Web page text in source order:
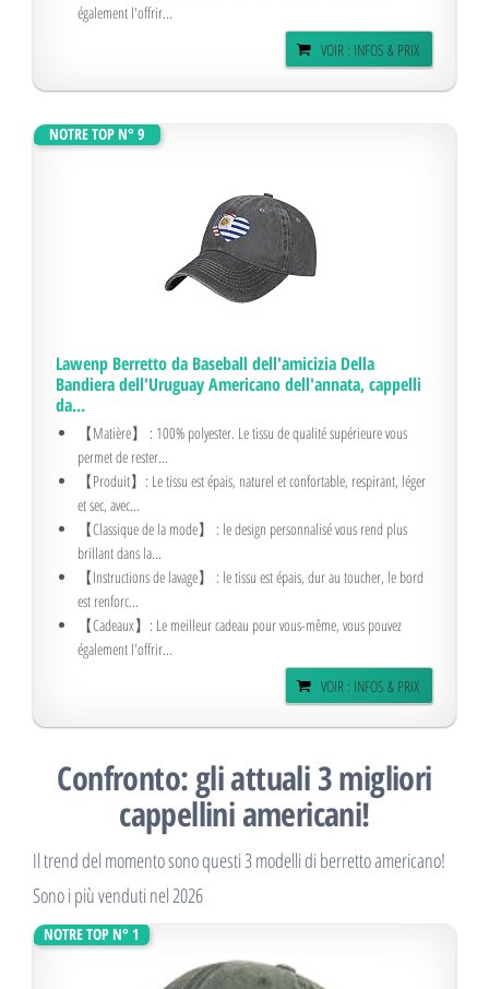
également l'offrir...
VOIR : INFOS & PRIX
NOTRE TOP N° 9
Lawenp Berretto da Baseball dell'amicizia Della
Bandiera dell'Uruguay Americano dell'annata, cappelli
da...
【Matière】 : 100% polyester. Le tissu de qualité supérieure vous
permet de rester...
【Produit】: Le tissu est épais, naturel et confortable, respirant, léger
et sec, avec...
【Classique de la mode】 : le design personnalisé vous rend plus
brillant dans la...
【Instructions de lavage】 : le tissu est épais, dur au toucher, le bord
est renforc...
【Cadeaux】: Le meilleur cadeau pour vous-même, vous pouvez
également l'offrir...
VOIR : INFOS & PRIX
Confronto: gli attuali 3 migliori
cappellini americani!
Il trend del momento sono questi 3 modelli di berretto americano!
Sono i più venduti nel 2026
NOTRE TOP N° 1